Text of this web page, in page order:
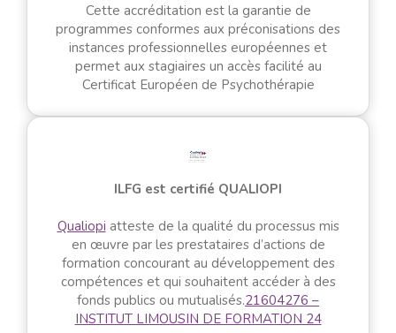
Cette accréditation est la garantie de
programmes conformes aux préconisations des
instances professionnelles européennes et
permet aux stagiaires un accès facilité au
Certificat Européen de Psychothérapie
ILFG est certifié QUALIOPI
Qualiopi atteste de la qualité du processus mis
en œuvre par les prestataires d’actions de
formation concourant au développement des
compétences et qui souhaitent accéder à des
fonds publics ou mutualisés.21604276 –
INSTITUT LIMOUSIN DE FORMATION 24